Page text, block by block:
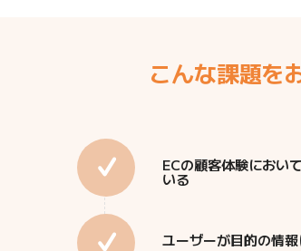
こんな課題を
ECの顧客体験におい
いる
ユーザーが目的の情